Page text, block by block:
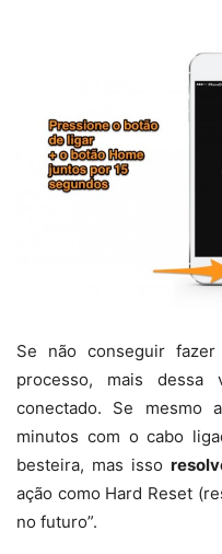
Se não conseguir
processo, mais
conectado. Se mesmo
minutos com o cabo
besteira, mas isso
ação como Hard Reset
no futuro”.